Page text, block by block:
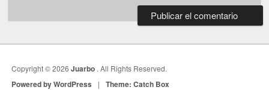
Copyright © 2026Juarbo . All Rights Reserved.
Powered by WordPress | Theme: Catch Box